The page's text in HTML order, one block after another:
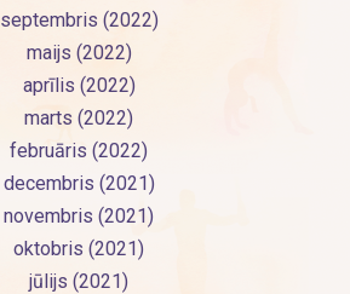
septembris (2022)
maijs (2022)
aprīlis (2022)
marts (2022)
februāris (2022)
decembris (2021)
novembris (2021)
oktobris (2021)
jūlijs (2021)